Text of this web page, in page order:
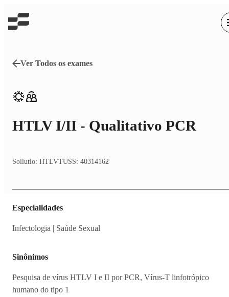
Ver Todos os exames
Sollutio: HTLVTUSS: 40314162
HTLV I/II - Qualitativo PCR
Sinônimos
Pesquisa de vírus HTLV I e II por PCR, Vírus-T linfotrópico
humano do tipo 1
Especialidades
Infectologia | Saúde Sexual